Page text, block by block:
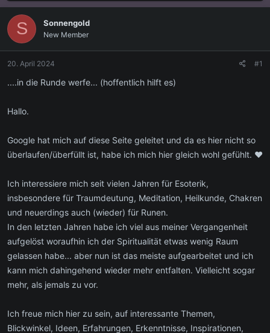
s
t
e
l
r
s
e
l
m
S Sonnengold
New Member
20. April 2024 #1
....in die Runde werfe... (hoffentlich hilft es)
Hallo.
Google hat mich auf diese Seite geleitet und da es hier nicht so
überlaufen/überfüllt ist, habe ich mich hier gleich wohl gefühlt. ♥
Ich interessiere mich seit vielen Jahren für Esoterik,
insbesondere für Traumdeutung, Meditation, Heilkunde, Chakren
und neuerdings auch (wieder) für Runen.
In den letzten Jahren habe ich viel aus meiner Vergangenheit
aufgelöst woraufhin ich der Spiritualität etwas wenig Raum
gelassen habe... aber nun ist das meiste aufgearbeitet und ich
kann mich dahingehend wieder mehr entfalten. Vielleicht sogar
mehr, als jemals zu vor.
Ich freue mich hier zu sein, auf interessante Themen,
Blickwinkel, Ideen, Erfahrungen, Erkenntnisse, Inspirationen,